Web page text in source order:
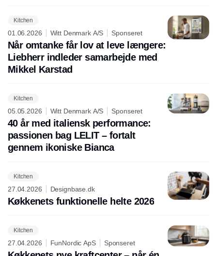
Kitchen
01.06.2026 Witt Denmark A/S Sponseret
Når omtanke får lov at leve længere:
Liebherr indleder samarbejde med
Mikkel Karstad
Kitchen
05.05.2026 Witt Denmark A/S Sponseret
40 år med italiensk performance:
passionen bag LELIT – fortalt
gennem ikoniske Bianca
Kitchen
27.04.2026 Designbase.dk
Køkkenets funktionelle helte 2026
Kitchen
27.04.2026 FunNordic ApS Sponseret